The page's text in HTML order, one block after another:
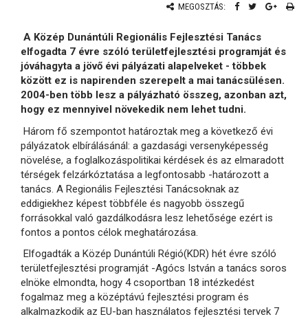
MEGOSZTÁS:
A Közép Dunántúli Regionális Fejlesztési Tanács
elfogadta 7 évre szóló területfejlesztési programját és
jóváhagyta a jövő évi pályázati alapelveket - többek
között ez is napirenden szerepelt a mai tanácsülésen.
2004-ben több lesz a pályázható összeg, azonban azt,
hogy ez mennyivel növekedik nem lehet tudni.
Három fő szempontot határoztak meg a következő évi
pályázatok elbírálásánál: a gazdasági versenyképesség
növelése, a foglalkozáspolitikai kérdések és az elmaradott
térségek felzárkóztatása a legfontosabb -határozott a
tanács. A Regionális Fejlesztési Tanácsoknak az
eddigiekhez képest többféle és nagyobb összegű
forrásokkal való gazdálkodásra lesz lehetősége ezért is
fontos a pontos célok meghatározása.
Elfogadták a Közép Dunántúli Régió(KDR) hét évre szóló
területfejlesztési programját -Agócs István a tanács soros
elnöke elmondta, hogy 4 csoportban 18 intézkedést
fogalmaz meg a középtávú fejlesztési program és
alkalmazkodik az EU-ban használatos fejlesztési tervek 7